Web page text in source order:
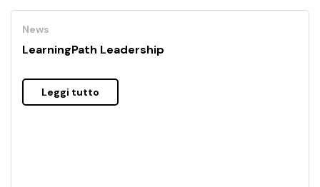
News
LearningPath Leadership
Leggi tutto